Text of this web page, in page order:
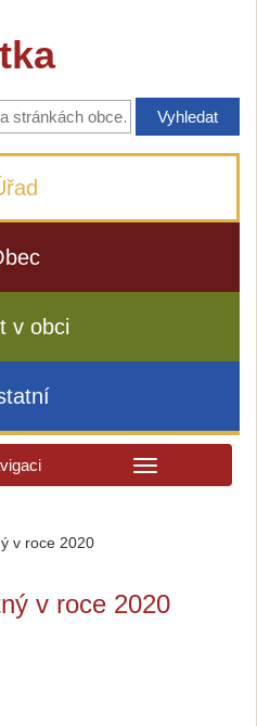
v obci
v roce 2020
v roce 2020